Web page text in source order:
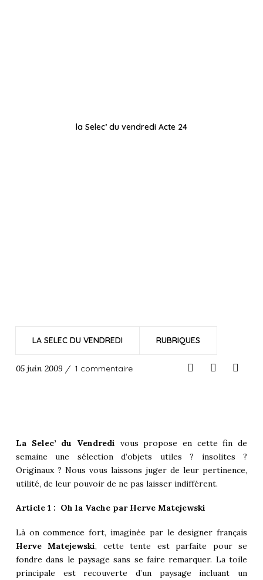
la Selec’ du vendredi Acte 24
LA SELEC DU VENDREDI RUBRIQUES
05 juin 2009 / 1 commentaire
La Selec’ du Vendredi vous propose en cette fin de
semaine une sélection d’objets utiles ? insolites ?
Originaux ? Nous vous laissons juger de leur pertinence,
utilité, de leur pouvoir de ne pas laisser indifférent.
Article 1 : Oh la Vache par Herve Matejewski
Là on commence fort, imaginée par le designer français
Herve Matejewski, cette tente est parfaite pour se
fondre dans le paysage sans se faire remarquer. La toile
principale est recouverte d’un paysage incluant un